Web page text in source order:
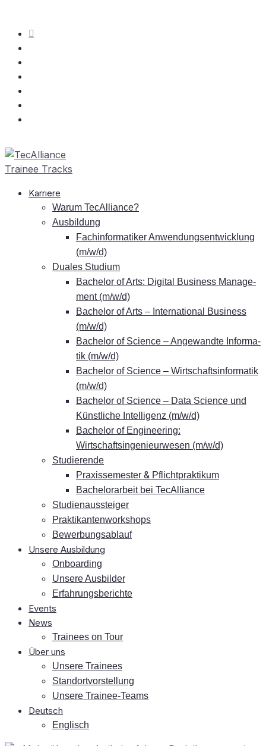
Kar­rie­re
War­um TecAlliance?
Aus­bil­dung
Fach­in­for­ma­ti­ker An­wen­dungs­ent­wick­lung
(m/w/d)
Dua­les Studium
Ba­che­lor of Arts: Di­gi­tal Busi­ness Ma­nage­
ment (m/w/d)
Ba­che­lor of Arts – In­ter­na­tio­nal Busi­ness
(m/w/d)
Ba­che­lor of Sci­ence – An­ge­wand­te In­for­ma­
tik (m/w/d)
Ba­che­lor of Sci­ence – Wirt­schafts­in­for­ma­tik
(m/w/d)
Ba­che­lor of Sci­ence – Data Sci­ence und
Künst­li­che In­tel­li­genz (m/w/d)
Ba­che­lor of En­gi­nee­ring:
Wirtschaftsingenieurwesen (m/w/d)
Stu­die­ren­de
Pra­xis­se­mes­ter & Pflichtpraktikum
Ba­che­lor­ar­beit bei TecAlliance
Stu­di­en­aus­stei­ger
Prak­ti­kan­ten­work­shops
Be­wer­bungs­ab­lauf
Un­se­re Ausbildung
On­boar­ding
Un­se­re Ausbilder
Er­fah­rungs­be­rich­te
Events
News
Trai­nees on Tour
Über uns
Un­se­re Trainees
Stand­ort­vor­stel­lung
Un­se­re Trainee-Teams
Deutsch
Eng­lisch